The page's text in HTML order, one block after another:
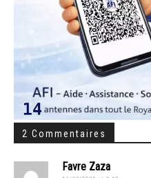
2 Commentaires
Favre Zaza